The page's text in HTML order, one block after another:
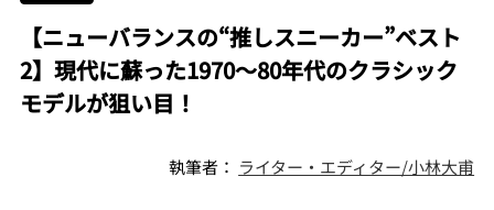
【ニューバランスの“推しスニーカー”ベスト
2】現代に蘇った1970〜80年代のクラシック
モデルが狙い目！
執筆者： ライター・エディター/小林大甫